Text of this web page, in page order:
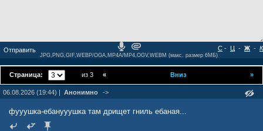
- Ц - Ж - К
С
JPG,PNG,GIF,WEBP/OGA,MP4A/MP4,OGV,WEBM (макс. размер 6МБ)
Страница: из 3 »
« Вниз
06.08.2026 (19:44) | Анонимно ->
фууушка-ебанууушка там дрищет гниль ебаная...